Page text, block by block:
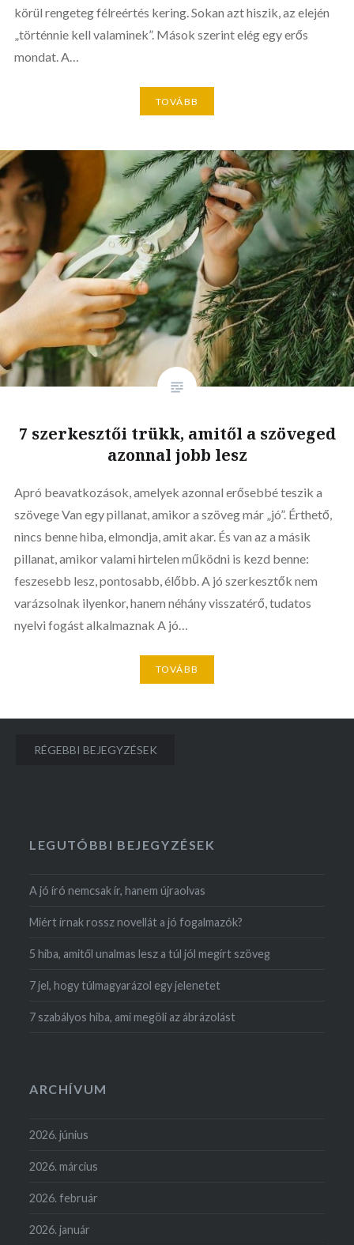
körül rengeteg félreértés kering. Sokan azt hiszik, az elején
„történnie kell valaminek”. Mások szerint elég egy erős
mondat. A…
TOVÁBB
7 szerkesztői trükk, amitől a szöveged
azonnal jobb lesz
Apró beavatkozások, amelyek azonnal erősebbé teszik a
szövege Van egy pillanat, amikor a szöveg már „jó”. Érthető,
nincs benne hiba, elmondja, amit akar. És van az a másik
pillanat, amikor valami hirtelen működni is kezd benne:
feszesebb lesz, pontosabb, élőbb. A jó szerkesztők nem
varázsolnak ilyenkor, hanem néhány visszatérő, tudatos
nyelvi fogást alkalmaznak A jó…
TOVÁBB
Bejegyzés
RÉGEBBI BEJEGYZÉSEK
LEGUTÓBBI BEJEGYZÉSEK
A jó író nemcsak ír, hanem újraolvas
Miért írnak rossz novellát a jó fogalmazók?
5 hiba, amitől unalmas lesz a túl jól megírt szöveg
7 jel, hogy túlmagyarázol egy jelenetet
7 szabályos hiba, ami megöli az ábrázolást
ARCHÍVUM
2026. június
2026. március
2026. február
2026. január